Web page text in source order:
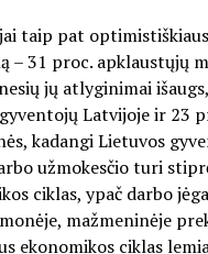
taip pat
– 31 proc. apklaustųjų
jų atlyginimai
Latvijoje ir 23
kadangi Lietuvos
užmokesčio turi
ciklas, ypač darbo
mažmeninėje
ekonomikos ciklas